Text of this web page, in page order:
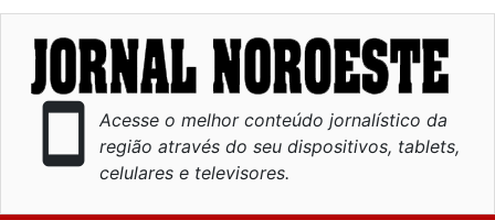
smartphone
Acesse o melhor conteúdo jornalístico da
região através do seu dispositivos, tablets,
celulares e televisores.